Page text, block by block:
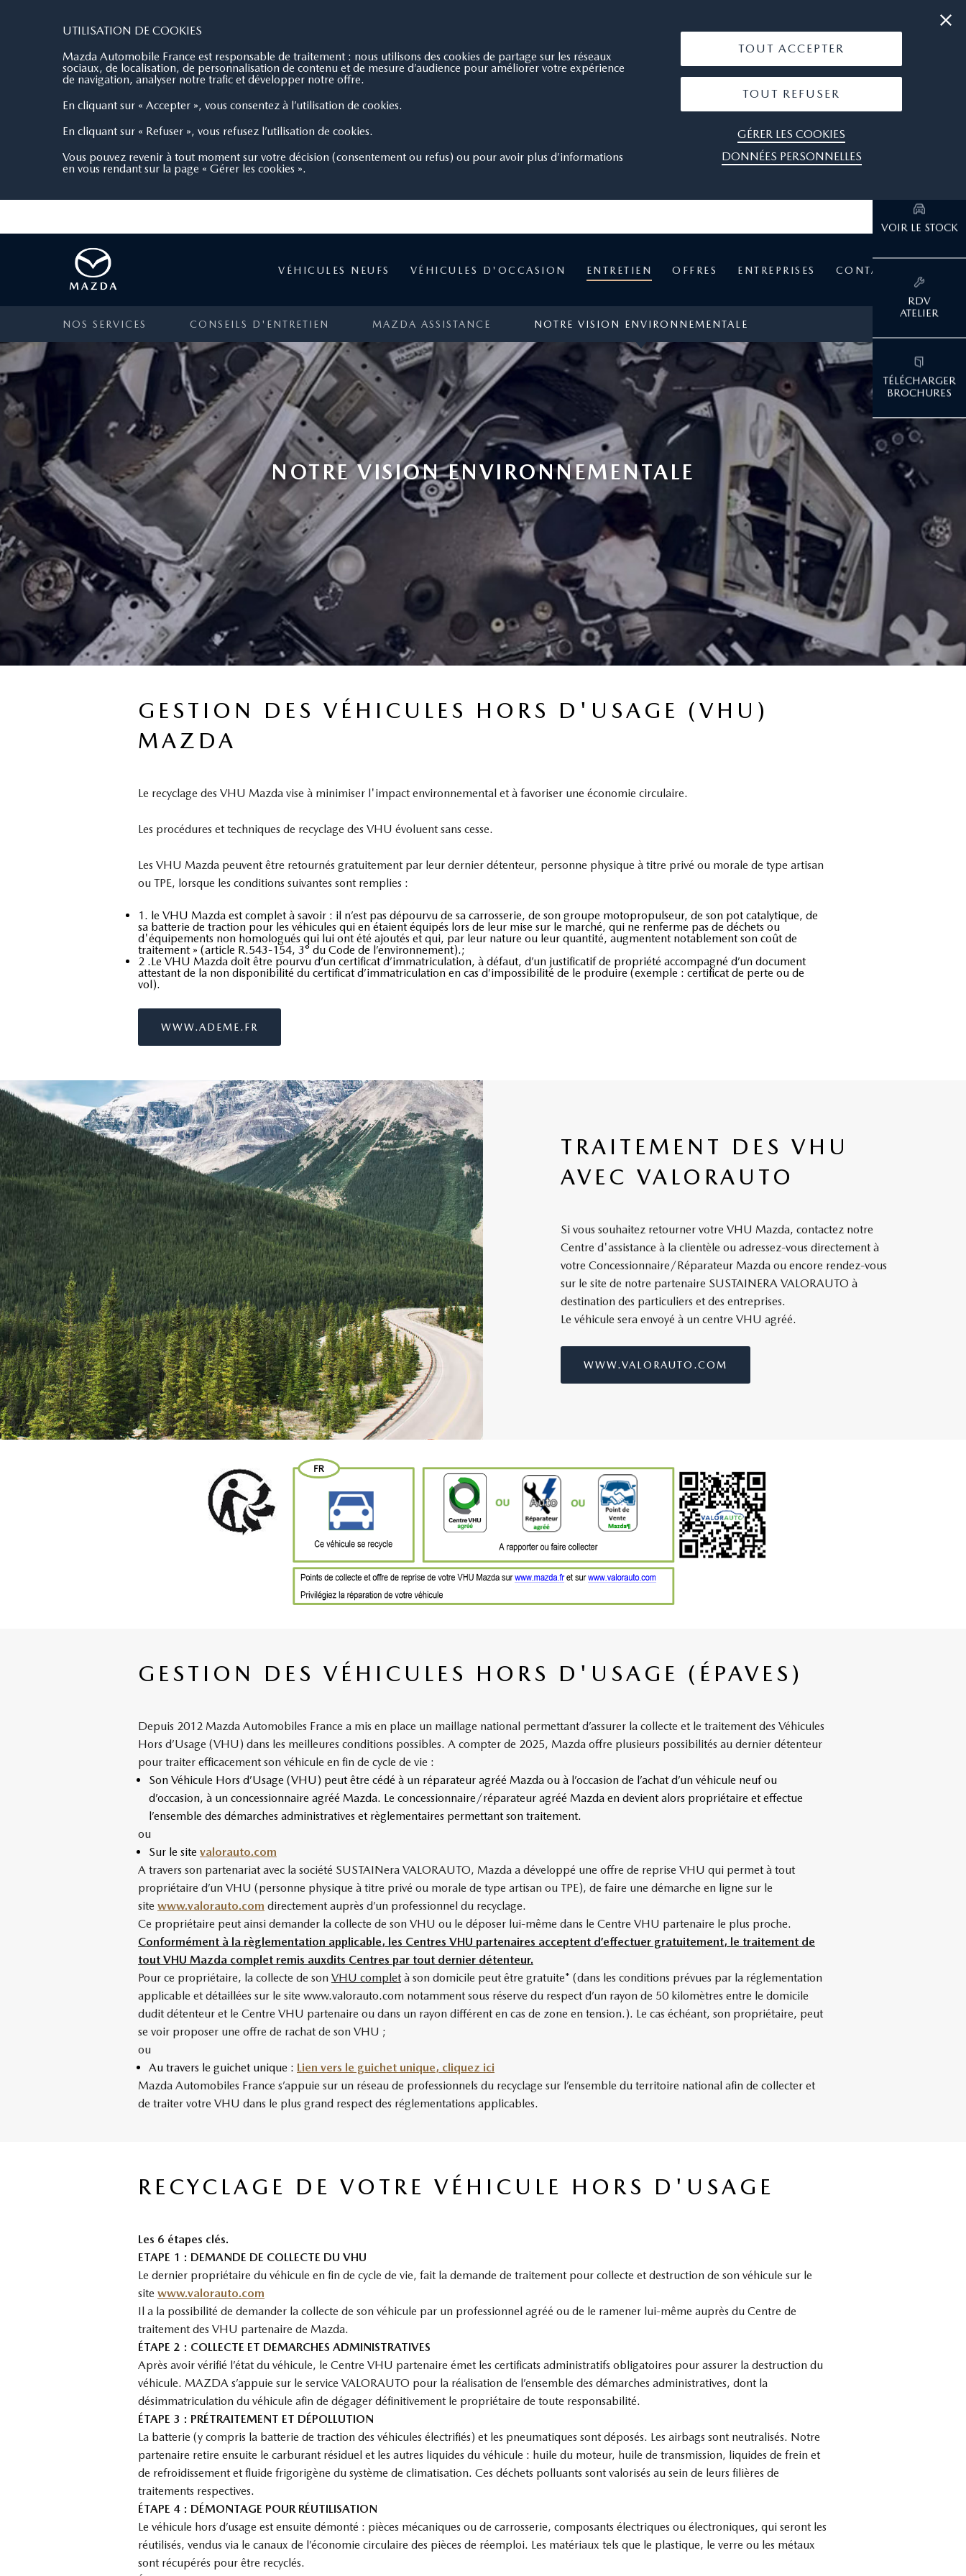
UTILISATION DE COOKIES
Mazda Automobile France est responsable de traitement : nous utilisons des cookies de partage sur les réseaux
sociaux, de localisation, de personnalisation de contenu et de mesure d’audience pour améliorer votre expérience
de navigation, analyser notre trafic et développer notre offre.
En cliquant sur « Accepter », vous consentez à l’utilisation de cookies.
En cliquant sur « Refuser », vous refusez l’utilisation de cookies.
Vous pouvez revenir à tout moment sur votre décision (consentement ou refus) ou pour avoir plus d’informations
en vous rendant sur la page « Gérer les cookies ».
TOUT ACCEPTER
TOUT REFUSER
GÉRER LES COOKIES
DONNÉES PERSONNELLES
VÉHICULES NEUFS VÉHICULES D'OCCASION ENTRETIEN OFFRES ENTREPRISES CONTACT
NOS SERVICES CONSEILS D'ENTRETIEN MAZDA ASSISTANCE NOTRE VISION ENVIRONNEMENTALE
NOTRE VISION ENVIRONNEMENTALE
GESTION DES VÉHICULES HORS D'USAGE (VHU)
MAZDA
Le recyclage des VHU Mazda vise à minimiser l'impact environnemental et à favoriser une économie circulaire.
Les procédures et techniques de recyclage des VHU évoluent sans cesse.
Les VHU Mazda peuvent être retournés gratuitement par leur dernier détenteur, personne physique à titre privé ou morale de type artisan
ou TPE, lorsque les conditions suivantes sont remplies :
1. le VHU Mazda est complet à savoir : il n’est pas dépourvu de sa carrosserie, de son groupe motopropulseur, de son pot catalytique, de
sa batterie de traction pour les véhicules qui en étaient équipés lors de leur mise sur le marché, qui ne renferme pas de déchets ou
d'équipements non homologués qui lui ont été ajoutés et qui, par leur nature ou leur quantité, augmentent notablement son coût de
traitement » (article R.543-154, 3° du Code de l’environnement).;
2 .Le VHU Mazda doit être pourvu d’un certificat d’immatriculation, à défaut, d’un justificatif de propriété accompagné d’un document
attestant de la non disponibilité du certificat d’immatriculation en cas d’impossibilité de le produire (exemple : certificat de perte ou de
vol).
WWW.ADEME.FR
TRAITEMENT DES VHU
AVEC VALORAUTO
Si vous souhaitez retourner votre VHU Mazda, contactez notre
Centre d'assistance à la clientèle ou adressez-vous directement à
votre Concessionnaire/Réparateur Mazda ou encore rendez-vous
sur le site de notre partenaire SUSTAINERA VALORAUTO à
destination des particuliers et des entreprises.
Le véhicule sera envoyé à un centre VHU agréé.
WWW.VALORAUTO.COM
GESTION DES VÉHICULES HORS D'USAGE (ÉPAVES)
Depuis 2012 Mazda Automobiles France a mis en place un maillage national permettant d’assurer la collecte et le traitement des Véhicules
Hors d’Usage (VHU) dans les meilleures conditions possibles. A compter de 2025, Mazda offre plusieurs possibilités au dernier détenteur
pour traiter efficacement son véhicule en fin de cycle de vie :
Son Véhicule Hors d’Usage (VHU) peut être cédé à un réparateur agréé Mazda ou à l’occasion de l’achat d’un véhicule neuf ou
d’occasion, à un concessionnaire agréé Mazda. Le concessionnaire/réparateur agréé Mazda en devient alors propriétaire et effectue
l’ensemble des démarches administratives et règlementaires permettant son traitement.
ou
Sur le site valorauto.com
A travers son partenariat avec la société SUSTAINera VALORAUTO, Mazda a développé une offre de reprise VHU qui permet à tout
propriétaire d’un VHU (personne physique à titre privé ou morale de type artisan ou TPE), de faire une démarche en ligne sur le
site www.valorauto.com directement auprès d’un professionnel du recyclage.
Ce propriétaire peut ainsi demander la collecte de son VHU ou le déposer lui-même dans le Centre VHU partenaire le plus proche.
Conformément à la règlementation applicable, les Centres VHU partenaires acceptent d’effectuer gratuitement, le traitement de
tout VHU Mazda complet remis auxdits Centres par tout dernier détenteur.
Pour ce propriétaire, la collecte de son VHU complet à son domicile peut être gratuite* (dans les conditions prévues par la réglementation
applicable et détaillées sur le site www.valorauto.com notamment sous réserve du respect d’un rayon de 50 kilomètres entre le domicile
dudit détenteur et le Centre VHU partenaire ou dans un rayon différent en cas de zone en tension.). Le cas échéant, son propriétaire, peut
se voir proposer une offre de rachat de son VHU ;
ou
Au travers le guichet unique : Lien vers le guichet unique, cliquez ici
Mazda Automobiles France s’appuie sur un réseau de professionnels du recyclage sur l’ensemble du territoire national afin de collecter et
de traiter votre VHU dans le plus grand respect des réglementations applicables.
RECYCLAGE DE VOTRE VÉHICULE HORS D'USAGE
Les 6 étapes clés.
ETAPE 1 : DEMANDE DE COLLECTE DU VHU
Le dernier propriétaire du véhicule en fin de cycle de vie, fait la demande de traitement pour collecte et destruction de son véhicule sur le
site www.valorauto.com
Il a la possibilité de demander la collecte de son véhicule par un professionnel agréé ou de le ramener lui-même auprès du Centre de
traitement des VHU partenaire de Mazda.
ÉTAPE 2 : COLLECTE ET DEMARCHES ADMINISTRATIVES
Après avoir vérifié l’état du véhicule, le Centre VHU partenaire émet les certificats administratifs obligatoires pour assurer la destruction du
véhicule. MAZDA s’appuie sur le service VALORAUTO pour la réalisation de l’ensemble des démarches administratives, dont la
désimmatriculation du véhicule afin de dégager définitivement le propriétaire de toute responsabilité.
ÉTAPE 3 : PRÉTRAITEMENT ET DÉPOLLUTION
La batterie (y compris la batterie de traction des véhicules électrifiés) et les pneumatiques sont déposés. Les airbags sont neutralisés. Notre
partenaire retire ensuite le carburant résiduel et les autres liquides du véhicule : huile du moteur, huile de transmission, liquides de frein et
de refroidissement et fluide frigorigène du système de climatisation. Ces déchets polluants sont valorisés au sein de leurs filières de
traitements respectives.
ÉTAPE 4 : DÉMONTAGE POUR RÉUTILISATION
Le véhicule hors d’usage est ensuite démonté : pièces mécaniques ou de carrosserie, composants électriques ou électroniques, qui seront les
réutilisés, vendus via le canaux de l’économie circulaire des pièces de réemploi. Les matériaux tels que le plastique, le verre ou les métaux
sont récupérés pour être recyclés.